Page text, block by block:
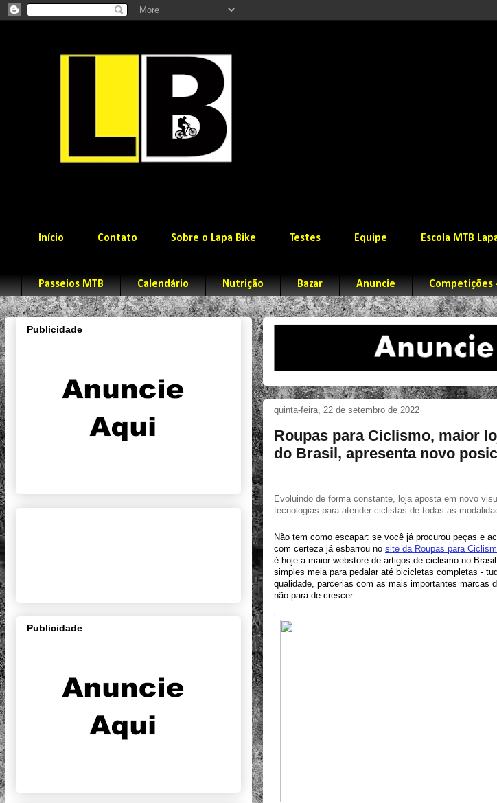
Início Contato Sobre o Lapa Bike Testes Equipe Escola MTB
Passeios MTB Calendário Nutrição Bazar Anuncie Competições
quinta-feira, 22 de setembro de 2022
Roupas para Ciclismo, maior
do Brasil, apresenta novo
Evoluindo de forma constante, loja aposta em novo
tecnologias para atender ciclistas de todas as
Não tem como escapar: se você já procurou peças e
com certeza já esbarrou no site da Roupas para
é hoje a maior webstore de artigos de ciclismo no
simples meia para pedalar até bicicletas completas -
qualidade, parcerias com as mais importantes marcas
não para de crescer.
Publicidade
Publicidade